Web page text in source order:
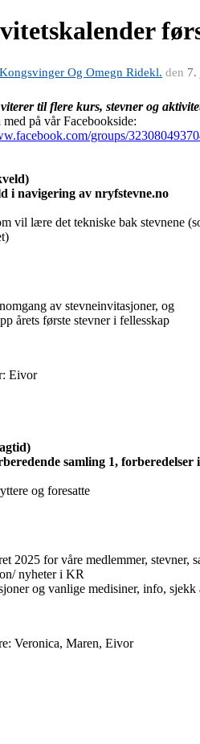
Kongsvinger Og Omegn Ridekl. den 7.
til flere kurs, stevner og
med på vår Facebookside:
groups/
i navigering av nryfstevne.no
vil lære det tekniske bak stevnene
av stevneinvitasjoner, og
årets første stevner i fellesskap
Eivor
samling 1,
og foresatte
2025 for våre medlemmer, stevner,
nyheter i KR
og vanlige medisiner, info, sjekk
Veronica, Maren, Eivor